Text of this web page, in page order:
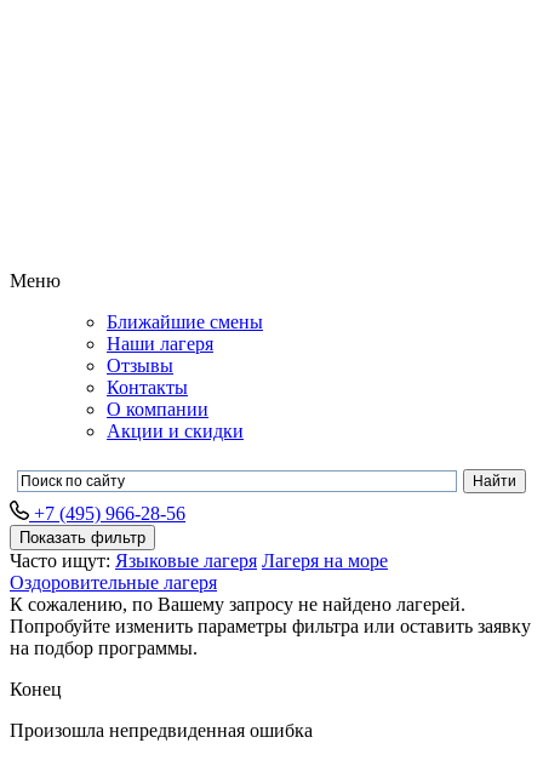
Меню
Ближайшие смены
Наши лагеря
Отзывы
Контакты
О компании
Акции и скидки
+7 (495) 966-28-56
Показать фильтр
Часто ищут: Языковые лагеря Лагеря на море
Оздоровительные лагеря
К сожалению, по Вашему запросу не найдено лагерей.
Попробуйте изменить параметры фильтра или оставить заявку
на подбор программы.
Конец
Произошла непредвиденная ошибка